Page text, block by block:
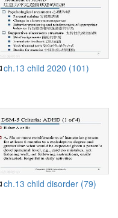
ch.13 child 2020 (101)
ch.13 child disorder (79)